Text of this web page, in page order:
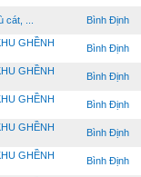
... Bình Định
GHỀNH
Bình Định
GHỀNH
Bình Định
GHỀNH
Bình Định
GHỀNH
Bình Định
GHỀNH
Bình Định